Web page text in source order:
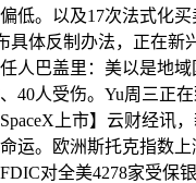
低。以及17次法式化
具体反制办法，正在
人巴盖里：美以是地
40人受伤。Yu周三正
上市】云财经讯
运。欧洲斯托克指数
对全美4278家受